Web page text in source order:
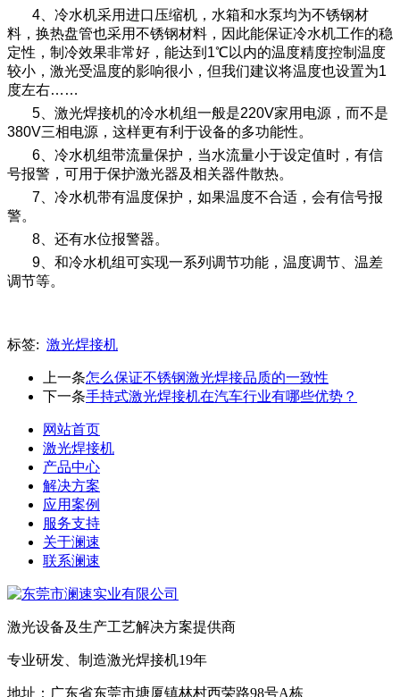
4、冷水机采用进口压缩机，水箱和水泵均为不锈钢材
料，换热盘管也采用不锈钢材料，因此能保证冷水机工作的稳
定性，制冷效果非常好，能达到1℃以内的温度精度控制温度
较小，激光受温度的影响很小，但我们建议将温度也设置为1
度左右……
5、激光焊接机的冷水机组一般是220V家用电源，而不是
380V三相电源，这样更有利于设备的多功能性。
6、冷水机组带流量保护，当水流量小于设定值时，有信
号报警，可用于保护激光器及相关器件散热。
7、冷水机带有温度保护，如果温度不合适，会有信号报
警。
8、还有水位报警器。
9、和冷水机组可实现一系列调节功能，温度调节、温差
调节等。
标签: 激光焊接机
上一条怎么保证不锈钢激光焊接品质的一致性
下一条手持式激光焊接机在汽车行业有哪些优势？
网站首页
激光焊接机
产品中心
解决方案
应用案例
服务支持
关于澜速
联系澜速
激光设备及生产工艺解决方案提供商
专业研发、制造激光焊接机19年
地址：广东省东莞市塘厦镇林村西荣路98号A栋